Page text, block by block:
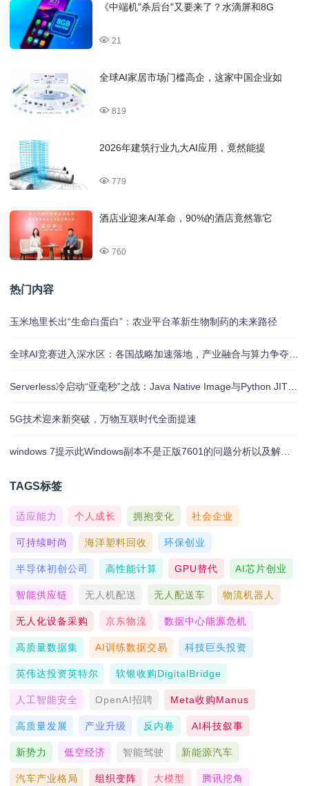
《中端机"杀后台"又要来了？水滴屏和8G
21
全球AI家居市场门槛高企，这家中国企业如
819
2026年建筑行业九大AI应用，竟然能提
779
酒店业迎来AI革命，90%的酒店竟然靠它
760
热门内容
玉米地里长出“生命白蛋白”：农业平台革新生物制药的未来路径
全球AI竞赛进入深水区：各国战略加速落地，产业融合与算力争夺白热化
Serverless冷启动“亚毫秒”之战：Java Native Image与Python JIT的对决实录
5G技术迎来新突破，万物互联时代全面提速
windows 7提示此Windows副本不是正版7601的问题分析以及解决方法
TAGS标签
适应能力 个人成长 拥抱变化 社会企业
可持续时尚 海洋塑料回收 环保创业
半导体初创公司 高性能计算 GPU替代 AI芯片创业
智能供应链 无人机配送 无人配送车 物流机器人
无人化设备采购 京东物流 数据中心能源危机
高质量数据集 AI训练数据交易 科技巨头投资
英伟达投资英特尔 软银收购DigitalBridge
人工智能安全 OpenAI招聘 Meta收购Manus
高质量发展 产业升级 反内卷 AI科技叙事
新势力 低空经济 智能驾驶 新能源汽车
汽车产业格局 组织变阵 大模型 腾讯挖角